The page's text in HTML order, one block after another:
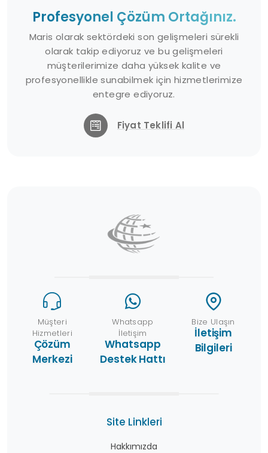
Profesyonel Çözüm Ortağınız.
Maris olarak sektördeki son gelişmeleri sürekli
olarak takip ediyoruz ve bu gelişmeleri
müşterilerimize daha yüksek kalite ve
profesyonellikle sunabilmek için hizmetlerimize
entegre ediyoruz.
Fiyat Teklifi Al
Müşteri
Hizmetleri
Çözüm
Merkezi
Whatsapp
İletişim
Whatsapp
Destek Hattı
Bize Ulaşın
İletişim
Bilgileri
Site Linkleri
Hakkımızda